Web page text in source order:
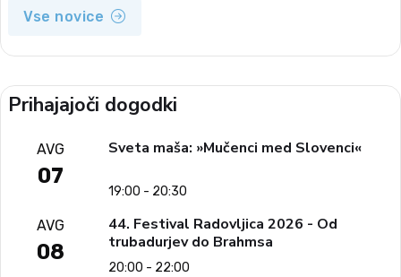
Vse novice
Prihajajoči dogodki
AVG
07
Sveta maša: »Mučenci med Slovenci«
19:00 - 20:30
AVG
08
44. Festival Radovljica 2026 - Od
trubadurjev do Brahmsa
20:00 - 22:00